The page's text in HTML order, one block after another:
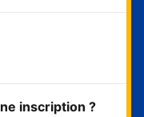
inscription ?